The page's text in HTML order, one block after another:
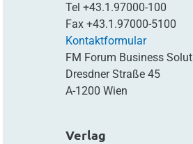
Tel +43.1.97000-100
Fax +43.1.97000-5100
Kontaktformular
FM Forum Business
Dresdner Straße 45
A-1200 Wien
Verlag